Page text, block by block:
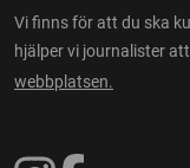
Vi finns för att du ska
hjälper vi journalister
webbplatsen.